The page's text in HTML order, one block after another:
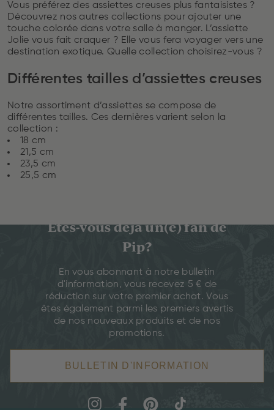
Vous préférez des assiettes creuses plus fantaisistes ?
Découvrez nos autres collections pour ajouter une
touche colorée dans votre salle à manger. L’assiette
Jolie vous fait craquer ? Elle vous fera voyager vers une
destination exotique. Quelle collection choisirez-vous ?
Différentes tailles d’assiettes creuses
Notre assortiment d’assiettes se compose de
différentes tailles. Ces dernières varient selon la
collection :
18 cm
21,5 cm
23,5 cm
25,5 cm
Êtes-vous déjà un(e) fan de
Pip?
En vous abonnant à notre bulletin
d'information, vous recevez 5 € de
réduction sur votre premier achat. Vous
êtes également parmi les premiers avertis
de nos nouveaux produits et de nos
promotions.
BULLETIN D'INFORMATION